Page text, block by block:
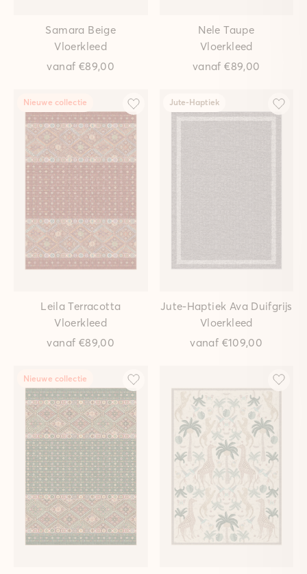
Samara Beige
Vloerkleed
vanaf €89,00
Nele Taupe
Vloerkleed
vanaf€89,00
Nieuwe collectie
Leila Terracotta
Vloerkleed
vanaf €89,00
Jute-Haptiek
Jute-Haptiek Ava Duifgrijs
Vloerkleed
vanaf €109,00
Nieuwe collectie